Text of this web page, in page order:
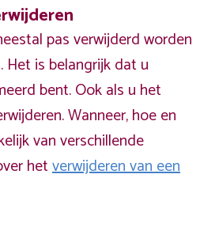
pas verwijderd worden
is belangrijk dat u
bent. Ook als u het
Wanneer, hoe en
van verschillende
hetverwijderen van een